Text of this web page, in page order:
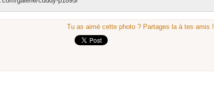
Tu as aimé cette photo ? Partages la à tes amis !